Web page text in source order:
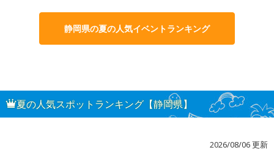
静岡県の夏の人気イベントランキング
夏の人気スポットランキング【静岡県】
2026/08/06 更新